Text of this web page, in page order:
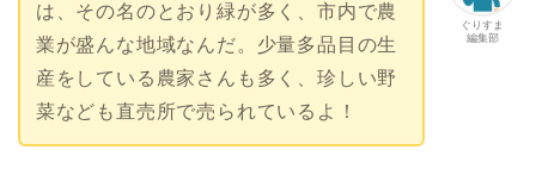
ぐりすま
編集部
は、その名のとおり緑が多く、市内で農
業が盛んな地域なんだ。少量多品目の生
産をしている農家さんも多く、珍しい野
菜なども直売所で売られているよ！